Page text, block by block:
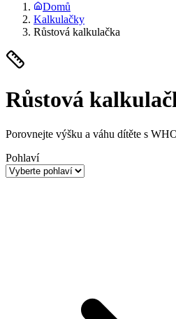
Domů
Kalkulačky
Růstová kalkulačka
Růstová
Porovnejte výšku a váhu dítěte s
Pohlaví